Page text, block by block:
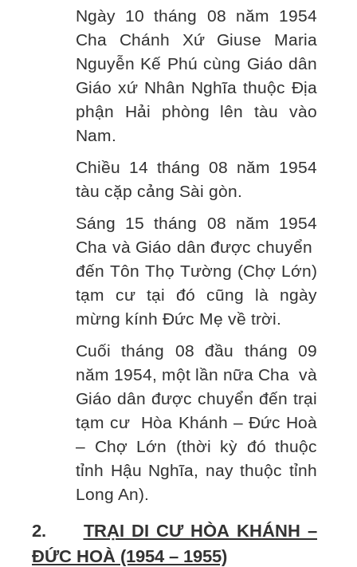
Ngày 10 tháng 08 năm 1954
Cha Chánh Xứ Giuse Maria
Nguyễn Kế Phú cùng Giáo dân
Giáo xứ Nhân Nghĩa thuộc Địa
phận Hải phòng lên tàu vào
Nam.
Chiều 14 tháng 08 năm 1954
tàu cặp cảng Sài gòn.
Sáng 15 tháng 08 năm 1954
Cha và Giáo dân được chuyển
đến Tôn Thọ Tường (Chợ Lớn)
tạm cư tại đó cũng là ngày
mừng kính Đức Mẹ về trời.
Cuối tháng 08 đầu tháng 09
năm 1954, một lần nữa Cha và
Giáo dân được chuyển đến trại
tạm cư Hòa Khánh – Đức Hoà
– Chợ Lớn (thời kỳ đó thuộc
tỉnh Hậu Nghĩa, nay thuộc tỉnh
Long An).
2. TRẠI DI CƯ HÒA KHÁNH –
ĐỨC HOÀ (1954 – 1955)